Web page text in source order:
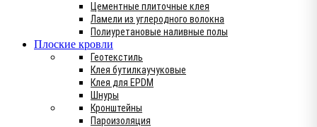
Цементные плиточные клея
Ламели из углеродного волокна
Полиуретановые наливные полы
Плоские кровли
Геотекстиль
Клея бутилкаучуковые
Клея для EPDM
Шнуры
Кронштейны
Пароизоляция